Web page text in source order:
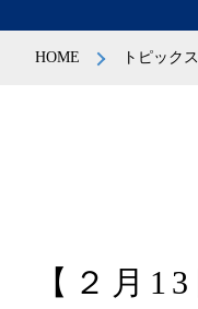
HOME トピックス
【２月